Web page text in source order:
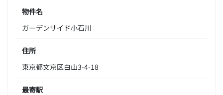
物件名
ガーデンサイド小石川
住所
東京都文京区白山3-4-18
最寄駅